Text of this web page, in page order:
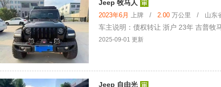
Jeep 牧马人
2023年6月 上牌 / 2.00 万公里 / 山东省
车主说明：债权转让 浙户 23年 吉普牧
2025-09-01 更新
Jeep 自由光